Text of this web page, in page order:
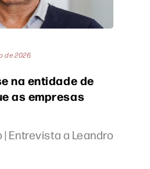
de 2026
na entidade de
as empresas
Entrevista a Leandro